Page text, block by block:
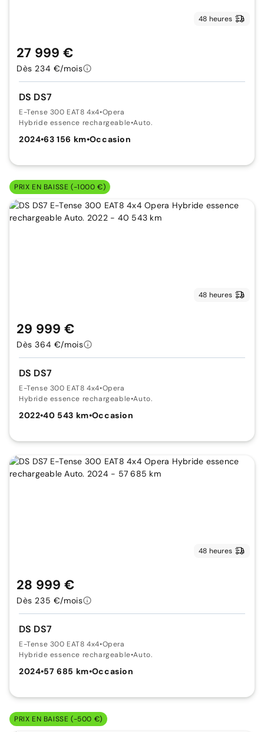
48 heures
DS DS7
E-Tense 300 EAT8 4x4•Opera
Hybride essence rechargeable•Auto.
2024•63 156 km•Occasion
27 999 €
Dès 234 €/mois
PRIX EN BAISSE (-1000 €)
48 heures
DS DS7
E-Tense 300 EAT8 4x4•Opera
Hybride essence rechargeable•Auto.
2022•40 543 km•Occasion
29 999 €
Dès 364 €/mois
48 heures
DS DS7
E-Tense 300 EAT8 4x4•Opera
Hybride essence rechargeable•Auto.
2024•57 685 km•Occasion
28 999 €
Dès 235 €/mois
PRIX EN BAISSE (-500 €)